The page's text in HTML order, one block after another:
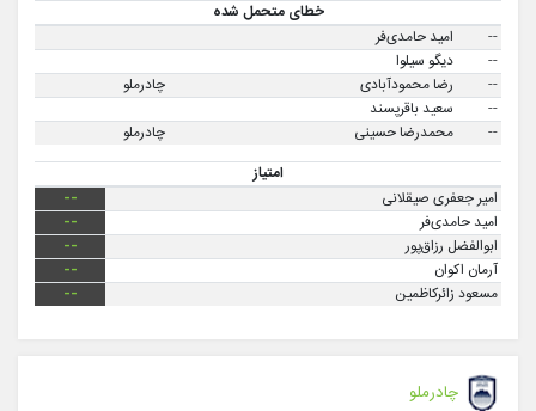
خطای متحمل شده
--
امید حامدی‌فر
--
دیگو سیلوا
--
رضا محمود‌آبادی
چادرملو
--
سعید باقرپسند
--
محمدرضا حسینی
چادرملو
امتیاز
امیر جعفری صیقلانی
--
امید حامدی‌فر
--
ابوالفضل رزاق‌پور
--
آرمان اکوان
--
مسعود زائرکاظمین
--
چادرملو